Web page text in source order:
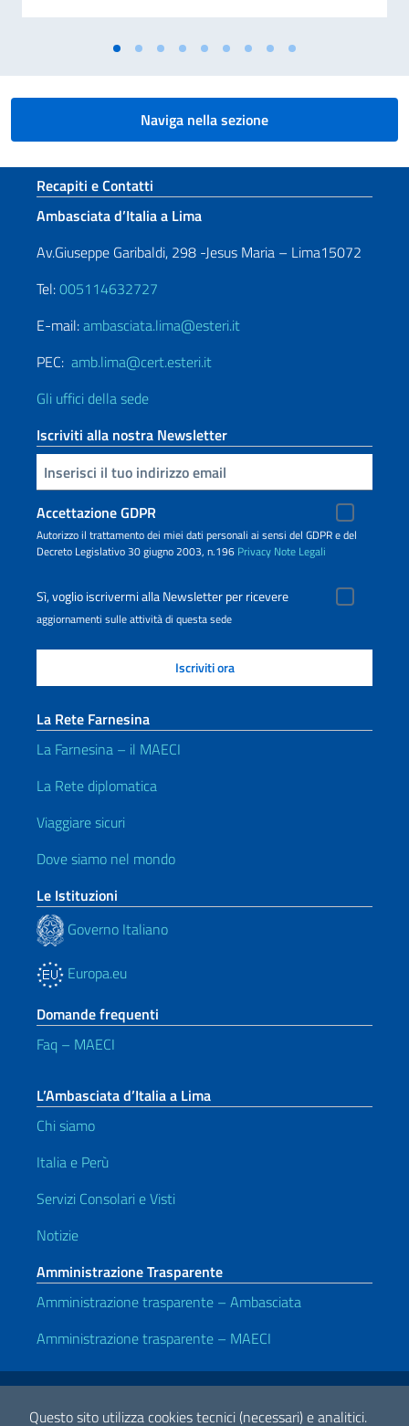
Questo sito utilizza cookies tecnici (necessari) e analitici.
Naviga nella sezione
Sezione footer
Recapiti e Contatti
Ambasciata d’Italia a Lima
Av.Giuseppe Garibaldi, 298 -Jesus Maria – Lima15072
Tel:005114632727
E-mail:ambasciata.lima@esteri.it
PEC: amb.lima@cert.esteri.it
Gli uffici della sede
Iscriviti alla nostra Newsletter
Inserisci la tua email
Accettazione GDPR
Autorizzo il trattamento dei miei dati personali ai sensi del GDPR e del
Decreto Legislativo 30 giugno 2003, n.196 Privacy Note Legali
Sì, voglio iscrivermi alla Newsletter per ricevere
aggiornamenti sulle attività di questa sede
La Rete Farnesina
La Farnesina – il MAECI
La Rete diplomatica
Viaggiare sicuri
Dove siamo nel mondo
Le Istituzioni
Governo Italiano
Europa.eu
Domande frequenti
Faq – MAECI
L’Ambasciata d’Italia a Lima
Chi siamo
Italia e Perù
Servizi Consolari e Visti
Notizie
Amministrazione Trasparente
Amministrazione trasparente – Ambasciata
Amministrazione trasparente – MAECI
Link Utili